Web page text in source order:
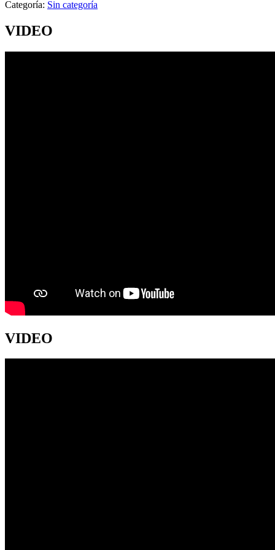
Categoría: Sin categoría
VIDEO
VIDEO